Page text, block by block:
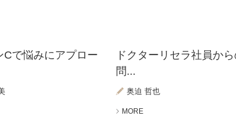
Cで悩みにアプロー
ドクターリセラ社員か
問...
奥迫 哲也
MORE